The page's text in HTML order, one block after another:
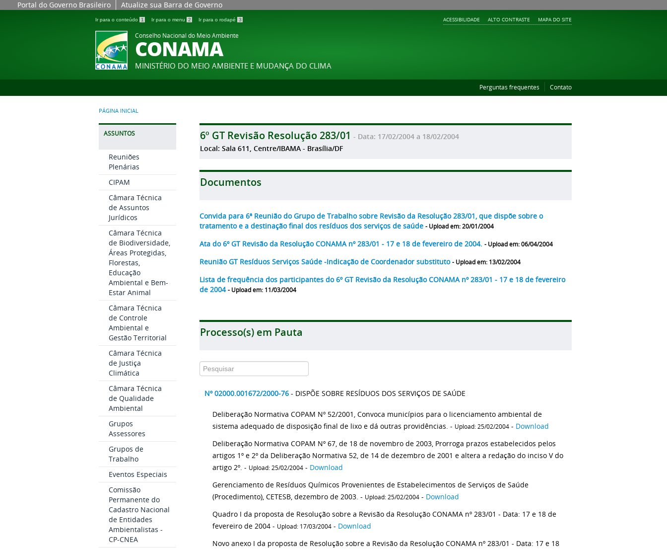
Portal do Governo Brasileiro Atualize sua Barra de Governo
Ir para o conteúdo 1 Ir para o menu 2 Ir para o rodapé 3 ACESSIBILIDADE ALTO CONTRASTE MAPA DO SITE
Conselho Nacional do Meio Ambiente
CONAMA
MINISTÉRIO DO MEIO AMBIENTE E MUDANÇA DO CLIMA
Perguntas frequentes Contato
PÁGINA INICIAL
ASSUNTOS
Reuniões
Plenárias
CIPAM
Câmara Técnica
de Assuntos
Jurídicos
Câmara Técnica
de Biodiversidade,
Áreas Protegidas,
Florestas,
Educação
Ambiental e Bem-
Estar Animal
Câmara Técnica
de Controle
Ambiental e
Gestão Territorial
Câmara Técnica
de Justiça
Climática
Câmara Técnica
de Qualidade
Ambiental
Grupos
Assessores
Grupos de
Trabalho
Eventos Especiais
Comissão
Permanente do
Cadastro Nacional
de Entidades
Ambientalistas -
CP-CNEA
6º GT Revisão Resolução 283/01 - Data: 17/02/2004 a 18/02/2004
Local: Sala 611, Centre/IBAMA - Brasília/DF
Documentos
Convida para 6ª Reunião do Grupo de Trabalho sobre Revisão da Resolução 283/01, que dispõe sobre o
tratamento e a destinação final dos resíduos dos serviços de saúde - Upload em: 20/01/2004
Ata do 6º GT Revisão da Resolução CONAMA nº 283/01 - 17 e 18 de fevereiro de 2004. - Upload em: 06/04/2004
Reunião GT Resíduos Serviços Saúde -Indicação de Coordenador substituto - Upload em: 13/02/2004
Lista de frequência dos participantes do 6º GT Revisão da Resolução CONAMA nº 283/01 - 17 e 18 de fevereiro
de 2004 - Upload em: 11/03/2004
Processo(s) em Pauta
Nº 02000.001672/2000-76 - DISPÕE SOBRE RESÍDUOS DOS SERVIÇOS DE SAÚDE
Deliberação Normativa COPAM Nº 52/2001, Convoca municípios para o licenciamento ambiental de
sistema adequado de disposição final de lixo e dá outras providências. - Upload: 25/02/2004 - Download
Deliberação Normativa COPAM Nº 67, de 18 de novembro de 2003, Prorroga prazos estabelecidos pelos
artigos 1º e 2º da Deliberação Normativa 52, de 14 de dezembro de 2001 e altera a redação do inciso V do
artigo 2º. - Upload: 25/02/2004 - Download
Gerenciamento de Resíduos Químicos Provenientes de Estabelecimentos de Serviços de Saúde
(Procedimento), CETESB, dezembro de 2003. - Upload: 25/02/2004 - Download
Quadro I da proposta de Resolução sobre a Revisão da Resolução CONAMA nº 283/01 - Data: 17 e 18 de
fevereiro de 2004 - Upload: 17/03/2004 - Download
Novo anexo I da proposta de Resolução sobre a Revisão da Resolução CONAMA nº 283/01 - Data: 17 e 18